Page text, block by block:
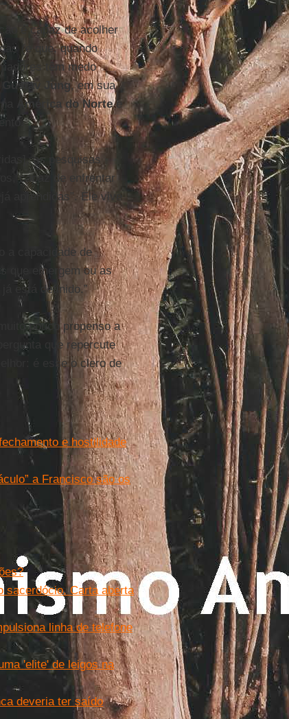
é capaz de acolher
(e que, quando
têm medo
Gustav Jung, em sua
América do Nortee
as pesquisas
capaz de enfrentar
aprendidas”. Ele vive
a capacidade de
que emergem ou as
está definido.”
pouco propenso a
que repercute
é esse o clero de
e hostilidade
a Francisco são os
sacerdócio. Carta aberta
linha de telefone
'elite' de leigos na
deveria ter saído